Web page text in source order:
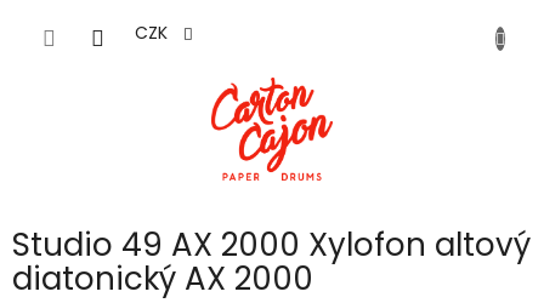
CZK
Studio 49 AX 2000 Xylofon altový
diatonický AX 2000